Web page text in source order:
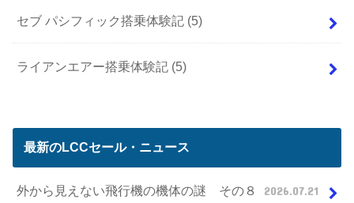
セブ パシフィック搭乗体験記 (5)
ライアンエアー搭乗体験記 (5)
最新のLCCセール・ニュース
外から見えない飛行機の機体の謎 その８ 2026.07.21